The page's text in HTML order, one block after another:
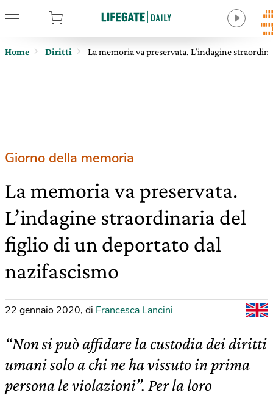
Home Diritti La memoria va preservata. L’indagine
Giorno della memoria
La memoria va preservata.
L’indagine straordinaria del
figlio di un deportato dal
nazifascismo
22 gennaio 2020, di Francesca Lancini
“Non si può affidare la custodia dei diritti
umani solo a chi ne ha vissuto in prima
persona le violazioni”. Per la loro